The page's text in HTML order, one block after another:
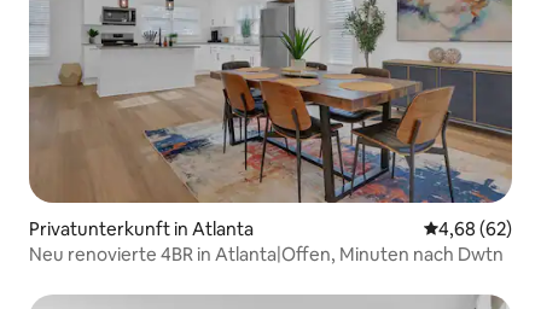
Privatunterkunft in Atlanta
4,68 (62)
Neu renovierte 4BR in Atlanta|Offen, Minuten nach Dwtn